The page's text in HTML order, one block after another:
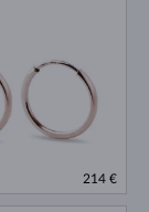
214 €